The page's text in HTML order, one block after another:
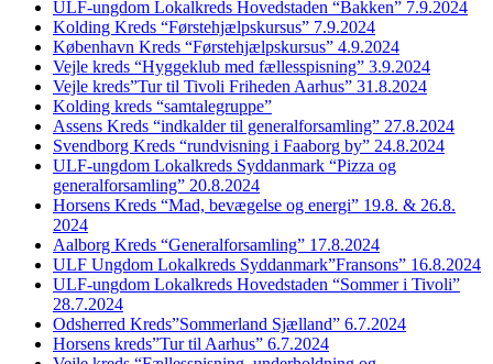
ULF-ungdom Lokalkreds Hovedstaden “Bakken” 7.9.2024
Kolding Kreds “Førstehjælpskursus” 7.9.2024
København Kreds “Førstehjælpskursus” 4.9.2024
Vejle kreds “Hyggeklub med fællesspisning” 3.9.2024
Vejle kreds”Tur til Tivoli Friheden Aarhus” 31.8.2024
Kolding kreds “samtalegruppe”
Assens Kreds “indkalder til generalforsamling” 27.8.2024
Svendborg Kreds “rundvisning i Faaborg by” 24.8.2024
ULF-ungdom Lokalkreds Syddanmark “Pizza og
generalforsamling” 20.8.2024
Horsens Kreds “Mad, bevægelse og energi” 19.8. & 26.8.
2024
Aalborg Kreds “Generalforsamling” 17.8.2024
ULF Ungdom Lokalkreds Syddanmark”Fransons” 16.8.2024
ULF-ungdom Lokalkreds Hovedstaden “Sommer i Tivoli”
28.7.2024
Odsherred Kreds”Sommerland Sjælland” 6.7.2024
Horsens kreds”Tur til Aarhus” 6.7.2024